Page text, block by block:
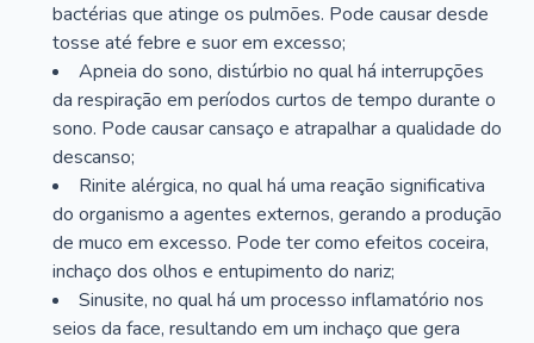
bactérias que atinge os pulmões. Pode causar desde
tosse até febre e suor em excesso;
Apneia do sono, distúrbio no qual há interrupções
da respiração em períodos curtos de tempo durante o
sono. Pode causar cansaço e atrapalhar a qualidade do
descanso;
Rinite alérgica, no qual há uma reação significativa
do organismo a agentes externos, gerando a produção
de muco em excesso. Pode ter como efeitos coceira,
inchaço dos olhos e entupimento do nariz;
Sinusite, no qual há um processo inflamatório nos
seios da face, resultando em um inchaço que gera